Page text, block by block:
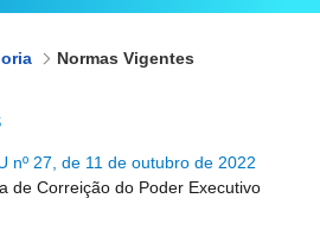
Normas Vigentes
nº 27, de 11 de outubro de 2022
de Correição do Poder Executivo